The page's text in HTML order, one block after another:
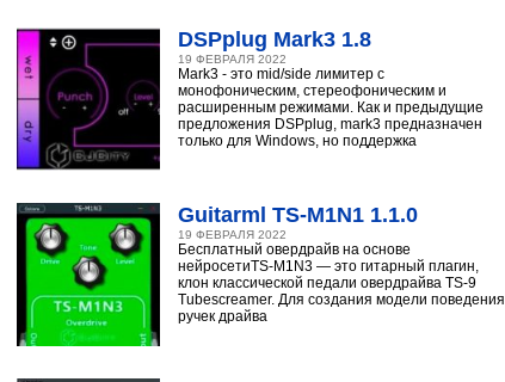
DSPplug Mark3 1.8
19 ФЕВРАЛЯ 2022
Mark3 - это mid/side лимитер с
монофоническим, стереофоническим и
расширенным режимами. Как и предыдущие
предложения DSPplug, mark3 предназначен
только для Windows, но поддержка
Guitarml TS-M1N1 1.1.0
19 ФЕВРАЛЯ 2022
Бесплатный овердрайв на основе
нейросетиTS-M1N3 — это гитарный плагин,
клон классической педали овердрайва TS-9
Tubescreamer. Для создания модели поведения
ручек драйва